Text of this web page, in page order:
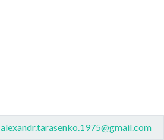
alexandr.tarasenko.1975@gmail.com